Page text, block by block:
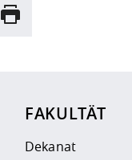
Drucken
FAKULTÄT
Dekanat